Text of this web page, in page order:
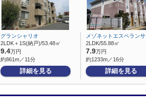
グランシャリオ
2LDK＋1S(納戸)/53.48㎡
9.4万円
約861m／11分
詳細を見る
メゾネットエスペランサ
2LDK/55.88㎡
7.9万円
約1233m／16分
詳細を見る